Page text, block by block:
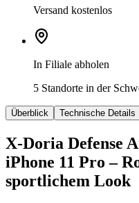
Versand kostenlos
In Filiale abholen
5 Standorte in der
Überblick Technische Details
X-Doria Defense
iPhone 11 Pro –
sportlichem Look